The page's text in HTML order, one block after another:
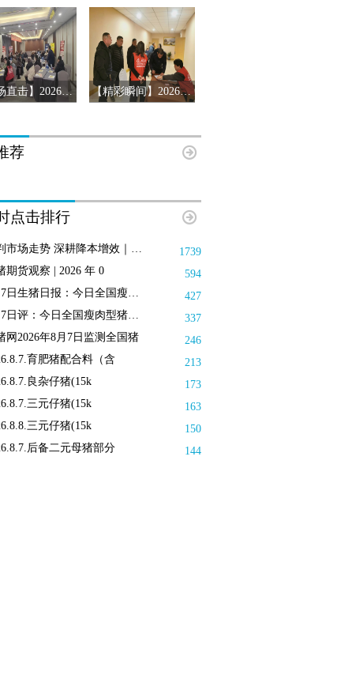
【现场直击】2026第十三届猪产业链风险预警年会第三站-辽宁沈阳 【精彩瞬间】2026第十三届猪产业链风险预警年会济南站
荐
点击排行
研判市场走势 深耕降本增效｜搜猪俱
1739
期货观察 | 2026 年 0
594
8月7日生猪日报：今日全国瘦肉型猪
427
8月7日评：今日全国瘦肉型猪出栏均
337
网2026年8月7日监测全国猪
246
育肥猪配合料（含
213
良杂仔猪(15k
173
三元仔猪(15k
163
三元仔猪(15k
150
后备二元母猪部分 144